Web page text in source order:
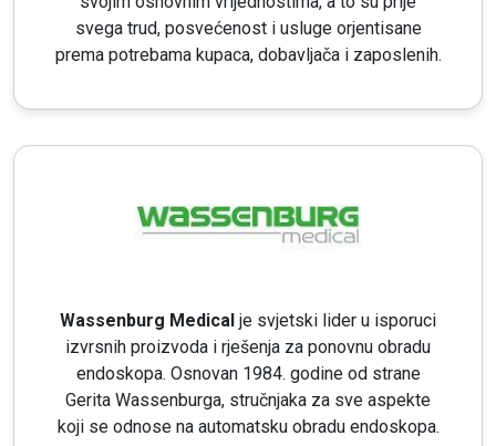
svega trud, posvećenost i usluge orjentisane
prema potrebama kupaca, dobavljača i zaposlenih.
Wassenburg Medical je svjetski lider u isporuci
izvrsnih proizvoda i rješenja za ponovnu obradu
endoskopa. Osnovan 1984. godine od strane
Gerita Wassenburga, stručnjaka za sve aspekte
koji se odnose na automatsku obradu endoskopa.